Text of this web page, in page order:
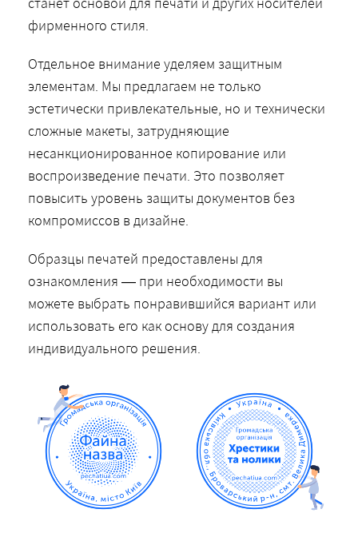
фирменного стиля.
Отдельное внимание уделяем защитным
элементам. Мы предлагаем не только
эстетически привлекательные, но и технически
сложные макеты, затрудняющие
несанкционированное копирование или
воспроизведение печати. Это позволяет
повысить уровень защиты документов без
компромиссов в дизайне.
Образцы печатей предоставлены для
ознакомления — при необходимости вы
можете выбрать понравившийся вариант или
использовать его как основу для создания
индивидуального решения.